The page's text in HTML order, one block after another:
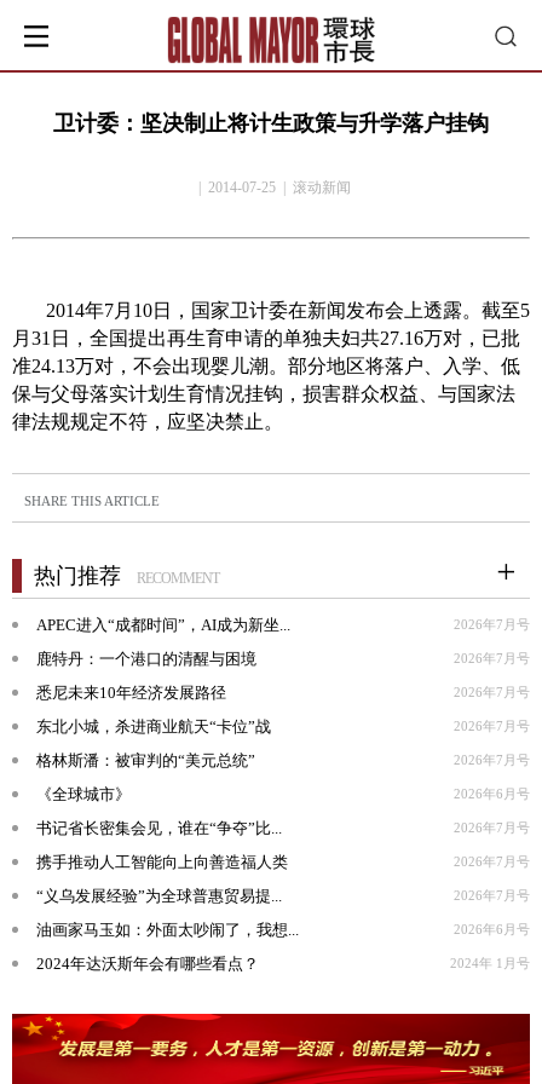
卫计委：坚决制止将计生政策与升学落户挂钩
| 2014-07-25 | 滚动新闻
2014年7月 10日，国家卫计委在新闻发布会上透露。截至5
月 31 日，全国提出再生育申请的单独夫妇共27.16万对，已批
准24.13万对，不会出现婴儿潮。部分地区将落户、入学、低
保与父母落实计划生育情况挂钩，损害群众权益、与国家法
律法规规定不符，应坚决禁止。
SHARE THIS ARTICLE
热门推荐 RECOMMENT
APEC进入“成都时间”，AI成为新坐... 2026年7月号
鹿特丹：一个港口的清醒与困境 2026年7月号
悉尼未来10年经济发展路径 2026年7月号
东北小城，杀进商业航天“卡位”战 2026年7月号
格林斯潘：被审判的“美元总统” 2026年7月号
《全球城市》 2026年6月号
书记省长密集会见，谁在“争夺”比... 2026年7月号
携手推动人工智能向上向善造福人类 2026年7月号
“义乌发展经验”为全球普惠贸易提... 2026年7月号
油画家马玉如：外面太吵闹了，我想... 2026年6月号
2024年达沃斯年会有哪些看点？ 2024年 1月号